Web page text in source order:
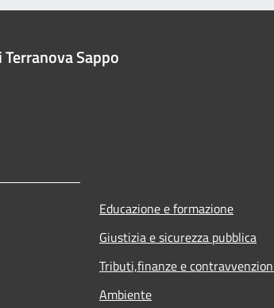
Sappo
Educazione e formazione
Giustizia e sicurezza pubblica
Tributi,finanze e
Ambiente